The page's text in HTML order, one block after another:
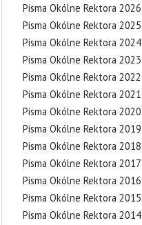
Pisma Okólne Rektora 2026
Pisma Okólne Rektora 2025
Pisma Okólne Rektora 2024
Pisma Okólne Rektora 2023
Pisma Okólne Rektora 2022
Pisma Okólne Rektora 2021
Pisma Okólne Rektora 2020
Pisma Okólne Rektora 2019
Pisma Okólne Rektora 2018
Pisma Okólne Rektora 2017
Pisma Okólne Rektora 2016
Pisma Okólne Rektora 2015
Pisma Okólne Rektora 2014